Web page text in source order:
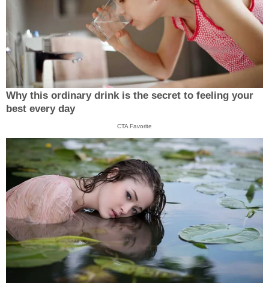
Why this ordinary drink is the secret to feeling your
best every day
CTA Favorite